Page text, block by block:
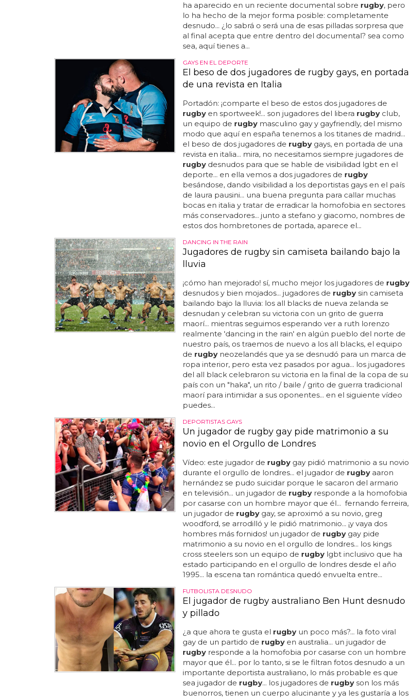
ha aparecido en un reciente documental sobre rugby, pero
lo ha hecho de la mejor forma posible: completamente
desnudo... ¿lo sabrá o será una de esas pilladas sorpresa que
al final acepta que entre dentro del documental? sea como
sea, aquí tienes a...
GAYS EN EL DEPORTE
El beso de dos jugadores de rugby gays, en portada
de una revista en Italia
Portadón: ¡comparte el beso de estos dos jugadores de
rugbyen sportweek!... son jugadores del libera rugbyclub,
un equipo de rugbymasculino gay y gayfriendly, del mismo
modo que aquí en españa tenemos a los titanes de madrid...
el beso de dos jugadores de rugbygays, en portada de una
revista en italia... mira, no necesitamos siempre jugadores de
rugbydesnudos para que se hable de visibilidad lgbt en el
deporte... en ella vemos a dos jugadores de rugby
besándose, dando visibilidad a los deportistas gays en el país
de laura pausini... una buena pregunta para callar muchas
bocas en italia y tratar de erradicar la homofobia en sectores
más conservadores... junto a stefano y giacomo, nombres de
estos dos hombretones de portada, aparece el...
DANCING IN THE RAIN
Jugadores de rugby sin camiseta bailando bajo la
lluvia
¡cómo han mejorado! sí, mucho mejor los jugadores de rugby
desnudos y bien mojados... jugadores de rugbysin camiseta
bailando bajo la lluvia: los all blacks de nueva zelanda se
desnudan y celebran su victoria con un grito de guerra
maorí... mientras seguimos esperando ver a ruth lorenzo
realmente 'dancing in the rain' en algún pueblo del norte de
nuestro país, os traemos de nuevo a los all blacks, el equipo
de rugbyneozelandés que ya se desnudó para un marca de
ropa interior, pero esta vez pasados por agua... los jugadores
del all black celebraron su victoria en la final de la copa de su
país con un "haka", un rito / baile / grito de guerra tradicional
maorí para intimidar a sus oponentes... en el siguiente vídeo
puedes...
DEPORTISTAS GAYS
Un jugador de rugby gay pide matrimonio a su
novio en el Orgullo de Londres
Vídeo: este jugador de rugbygay pidió matrimonio a su novio
durante el orgullo de londres... el jugador de rugbyaaron
hernández se pudo suicidar porque le sacaron del armario
en televisión... un jugador de rugbyresponde a la homofobia
por casarse con un hombre mayor que él... fernando ferreira,
un jugador de rugbygay, se aproximó a su novio, greg
woodford, se arrodilló y le pidió matrimonio... ¡y vaya dos
hombres más fornidos! un jugador de rugbygay pide
matrimonio a su novio en el orgullo de londres... los kings
cross steelers son un equipo de rugbylgbt inclusivo que ha
estado participando en el orgullo de londres desde el año
1995... la escena tan romántica quedó envuelta entre...
FUTBOLISTA DESNUDO
El jugador de rugby australiano Ben Hunt desnudo
y pillado
¿a que ahora te gusta el rugbyun poco más?... la foto viral
gay de un partido de rugbyen australia... un jugador de
rugbyresponde a la homofobia por casarse con un hombre
mayor que él... por lo tanto, si se le filtran fotos desnudo a un
importante deportista australiano, lo más probable es que
sea jugador de rugby... los jugadores de rugbyson los más
buenorros, tienen un cuerpo alucinante y ya les gustaría a los